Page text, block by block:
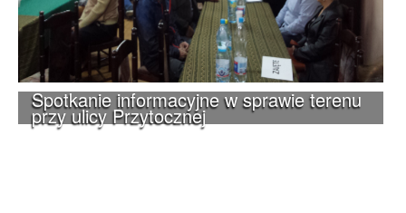
Spotkanie informacyjne w sprawie terenu
przy ulicy Przytocznej